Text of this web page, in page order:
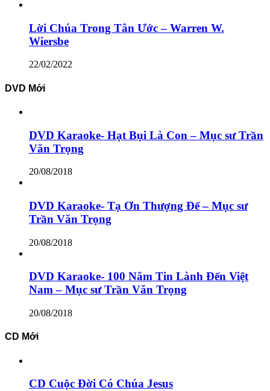
Lời Chúa Trong Tân Ước – Warren W.
Wiersbe
22/02/2022
DVD Mới
DVD Karaoke- Hạt Bụi Là Con – Mục sư Trần
Văn Trọng
20/08/2018
DVD Karaoke- Tạ Ơn Thượng Đế – Mục sư
Trần Văn Trọng
20/08/2018
DVD Karaoke- 100 Năm Tin Lành Đến Việt
Nam – Mục sư Trần Văn Trọng
20/08/2018
CD Mới
CD Cuộc Đời Có Chúa Jesus